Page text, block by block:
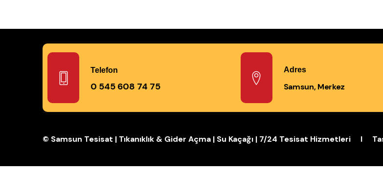
Telefon
0 545 608 74 75
Adres
Samsun, Merkez
© Samsun Tesisat | Tıkanıklık & Gider Açma | Su Kaçağı | 7/24 Tesisat Hizmetleri I